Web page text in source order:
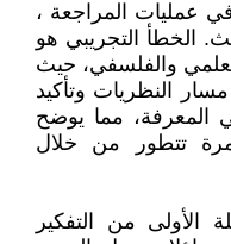
عمليات المراجعة ،
الخطأ التجريبي هو
والفلسفي، حيث
النظريات وتأكيد
المعرفة، مما يوضح
تتطور من خلال
الأولى من التفكير